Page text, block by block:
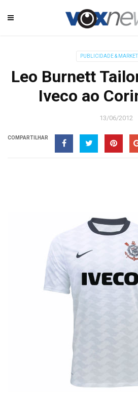
PUBLICIDADE &
Leo Burnett
Iveco ao
13/06/2012
COMPARTILHAR